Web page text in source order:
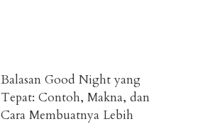
Balasan Good Night yang
Tepat: Contoh, Makna, dan
Cara Membuatnya Lebih